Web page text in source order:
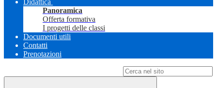
Didattica
Panoramica
Offerta formativa
I progetti delle classi
Documenti utili
Contatti
Prenotazioni